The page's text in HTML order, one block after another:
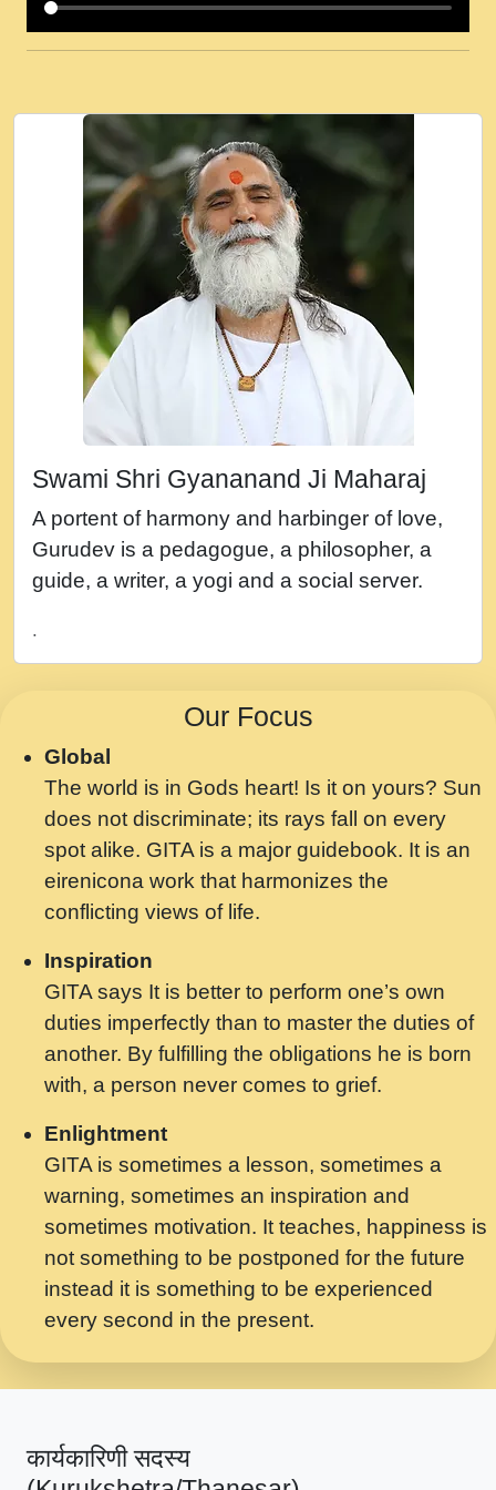
कई पकड क मर हथ र मह वदवन पहच दय! मह जन
Ki - Krishna Bhajan - New Bhajan 2020
#Ishwar Bhakti.mp3
जब से गीता ज्ञान पाया मैं बड़ी मस्ती में हूँ । 2018 -
Rishikesh - Ratan Ji Rasik.mp3
तन हल दल द सनव मड उतत सर रख क, नल रव त
गल लग जव त सर उतत हथ रख द!.mp3
तू कर प्रीतम से प्रीत, यूहीं दिन बीतते जाते हैं ।
2018 - Rishikesh - Swami Gyananand Ji
Maharaj.mp3
न म गवद गपल गद फर, पयर महन न रझद फर! shri
नह भरस रह लडडल... अपन खट करम क !!!! मह दद
सहर चरण क .....mp3
बगड नसब कसन सवर तर बगर Shri ravinandan
shastri ji maharaj.mp3
Chahe Ram Ho Chahe Shyam Ho.mp3
मझ अपन जवन बनन न आय, रठ हर क मनन न आय
Shri ravinandan shastri ji maharaj.mp3
मन अशांत मंत्र जाप - गीता प्रेरणा -Swami
Gyananand Ji Maharaj.mp3
मन बध लय परम वल कगन Special Shyam
Saawariya.mp3
मर गनय न अपरध लडडल शर रध.... Shri
ravinandan shastri ji maharaj.mp3
मेरे मन हरी का ध्यान लगा - भजन भाव - 2018 -
Rishikesh - Swami Gyananand Ji
Maharaj.mp3
यह हसरत तलब ह नकज कमर Yahi Hasraten
Talab Hai Bhav Pravah #bhajan.mp3
लडल ज बल ल क ज न लग Sadhvi Purnima Ji
7.9.2021 जवल नगर दलल #बसर.mp3
सख भ मझ पयर ह दख भ मझ पयर ह!छड म कस दत
सपरहट भजन 2021 - तर अखय ह जद भर बहर ज म
सपरहट शयम भजन - जय जय शयम जय जय शयम
Swami Shri Gyananand Ji Maharaj
A portent of harmony and harbinger of love,
Gurudev is a pedagogue, a philosopher, a
guide, a writer, a yogi and a social server.
.
Our Focus
Global
The world is in Gods heart! Is it on yours? Sun
does not discriminate; its rays fall on every
spot alike. GITA is a major guidebook. It is an
eirenicona work that harmonizes the
conflicting views of life.
Inspiration
GITA says It is better to perform one’s own
duties imperfectly than to master the duties of
another. By fulfilling the obligations he is born
with, a person never comes to grief.
Enlightment
GITA is sometimes a lesson, sometimes a
warning, sometimes an inspiration and
sometimes motivation. It teaches, happiness is
not something to be postponed for the future
instead it is something to be experienced
every second in the present.
कार्यकारिणी सदस्य